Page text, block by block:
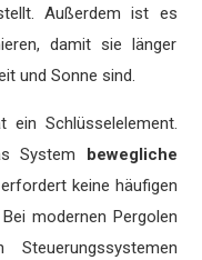
Außerdem ist es
damit sie länger
und Sonne sind.
ein Schlüsselelement.
System bewegliche
keine häufigen
modernen Pergolen